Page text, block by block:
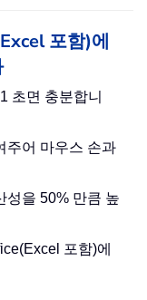
포함)에
초면 충분합니
주어 마우스 손과
성을 50% 만큼 높
포함)에